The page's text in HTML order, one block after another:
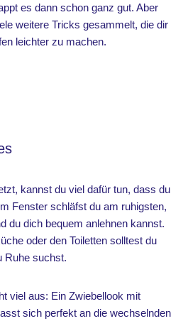
es dann schon ganz gut. Aber
weitere Tricks gesammelt, die dir
leichter zu machen.
kannst du viel dafür tun, dass du
Fenster schläfst du am ruhigsten,
du dich bequem anlehnen kannst.
oder den Toiletten solltest du
Ruhe suchst.
viel aus: Ein Zwiebellook mit
sich perfekt an die wechselnden